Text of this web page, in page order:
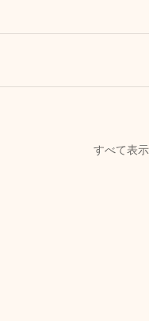
すべて表示